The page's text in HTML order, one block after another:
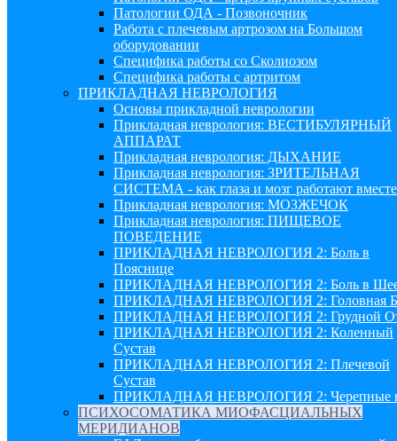
Патологии ОДА - Позвоночник
Работа с плечевым артрозом на Большом
оборудовании
Специфика работы со Сколиозом
Специфика работы с артритом
ПРИКЛАДНАЯ НЕВРОЛОГИЯ
Основы прикладной неврологии
Прикладная неврология: ВЕСТИБУЛЯРНЫЙ
АППАРАТ
Прикладная неврология: ДЫХАНИЕ
Прикладная неврология: ЗРИТЕЛЬНАЯ
СИСТЕМА - как глаза и мозг работают вместе
Прикладная неврология: МОЗЖЕЧОК
Прикладная неврология: ПИЩЕВОЕ
ПОВЕДЕНИЕ
ПРИКЛАДНАЯ НЕВРОЛОГИЯ 2: Боль в
Пояснице
ПРИКЛАДНАЯ НЕВРОЛОГИЯ 2: Боль в
ПРИКЛАДНАЯ НЕВРОЛОГИЯ 2: Головная
ПРИКЛАДНАЯ НЕВРОЛОГИЯ 2: Грудной
ПРИКЛАДНАЯ НЕВРОЛОГИЯ 2: Коленный
Сустав
ПРИКЛАДНАЯ НЕВРОЛОГИЯ 2: Плечевой
Сустав
ПРИКЛАДНАЯ НЕВРОЛОГИЯ 2: Черепные
ПСИХОСОМАТИКА МИОФАСЦИАЛЬНЫХ
МЕРИДИАНОВ